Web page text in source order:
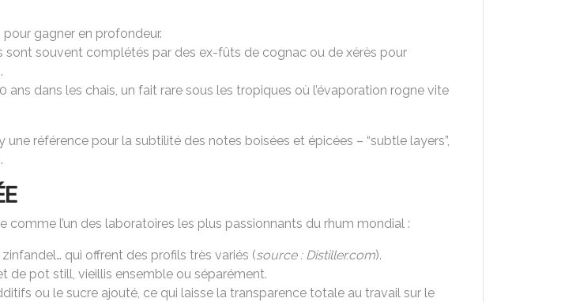
pour gagner en profondeur.
sont souvent complétés par des ex-fûts de cognac ou de xérès pour
ans dans les chais, un fait rare sous les tropiques où l’évaporation rogne vite
référence pour la subtilité des notes boisées et épicées – “subtle layers”,
comme l’un des laboratoires les plus passionnants du rhum mondial :
qui offrent des profils très variés (source : Distiller.com).
de pot still, vieillis ensemble ou séparément.
ou le sucre ajouté, ce qui laisse la transparence totale au travail sur le